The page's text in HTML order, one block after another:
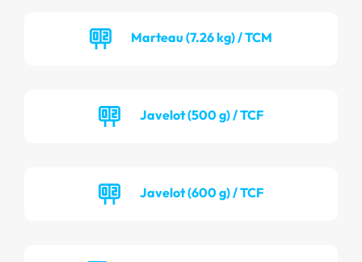
Marteau (7.26 kg) / TCM
Javelot (500 g) / TCF
Javelot (600 g) / TCF